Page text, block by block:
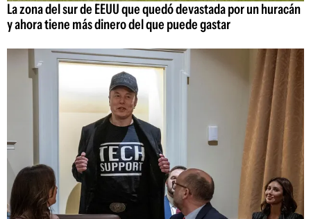
La zona del sur de EEUU que quedó devastada por un huracán
y ahora tiene más dinero del que puede gastar